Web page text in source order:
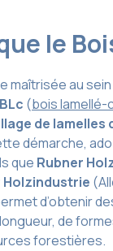
le
maîtrisée au sein
(bois lamellé-
de lamelles
démarche,
que Rubner
Holzindustrie
d’obtenir
de
forestières.